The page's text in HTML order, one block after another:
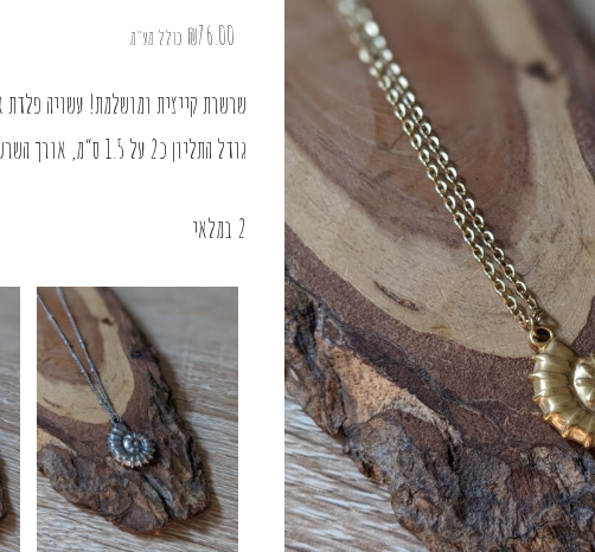
₪76.00 כולל מע"מ
שרשרת קייצית ומושלמת! עשויה פלדת
גודל התליון כ2 על 1.5 ס”מ, אורך השרשרת כ45 ס”מ
2 במלאי